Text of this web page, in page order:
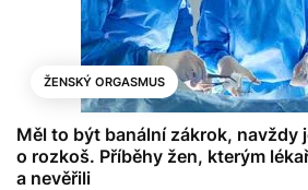
ŽENSKÝ ORGASMUS
Měl to být banální zákrok, navždy
o rozkoš. Příběhy žen, kterým
a nevěřili